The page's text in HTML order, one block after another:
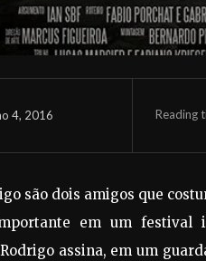
4, 2016 Reading
são dois amigos que
em um festival
assina, em um